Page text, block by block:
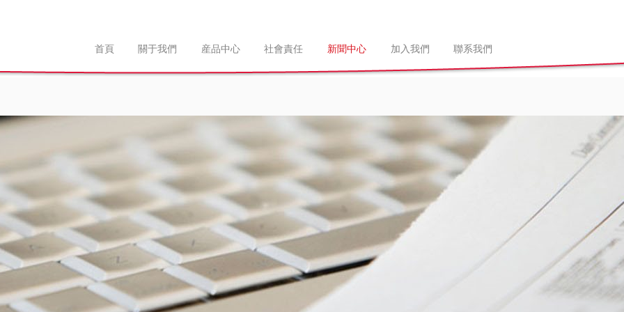
首頁 關于我們 産品中心 社會責任 新聞中心 加入我們 聯系我們